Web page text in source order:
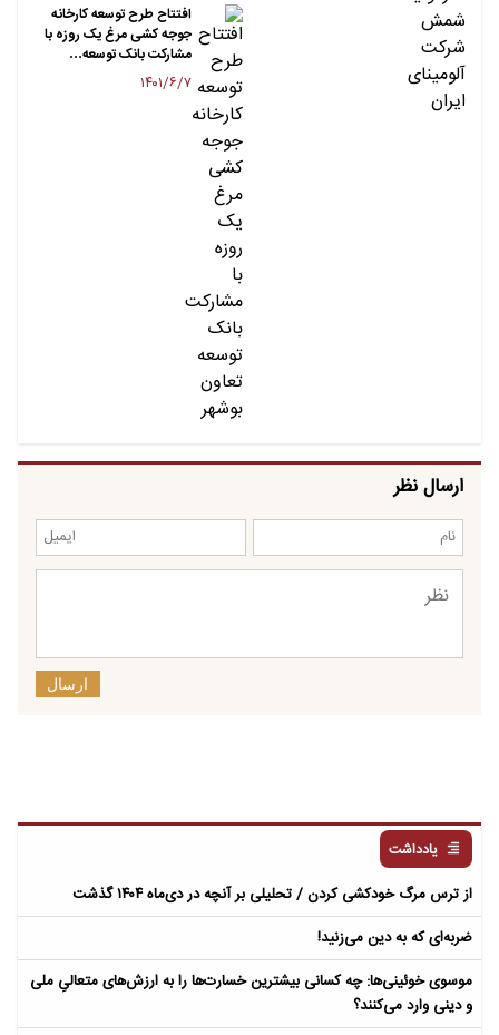
افتتاح طرح توسعه کارخانه
جوجه کشی مرغ یک روزه با
مشارکت بانک توسعه…
۱۴۰۱/۶/۷
ارسال نظر
ارسال
یادداشت
از ترس مرگ خودکشی کردن / تحلیلی بر آنچه در دی‌ماه ۱۴۰۴ گذشت
ضربه‌ای که به دین می‌زنید!
موسوی خوئینی‌ها: چه کسانی بیشترین خسارت‌ها را به ارزش‌های متعالیِ ملی
و دینی وارد می‌کنند؟